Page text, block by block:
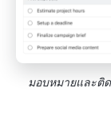
มอบหมายและติ